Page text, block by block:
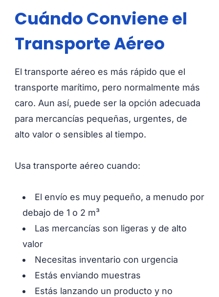
Cuándo Conviene el
Transporte Aéreo
El transporte aéreo es más rápido que el
transporte marítimo, pero normalmente más
caro. Aun así, puede ser la opción adecuada
para mercancías pequeñas, urgentes, de
alto valor o sensibles al tiempo.
Usa transporte aéreo cuando:
El envío es muy pequeño, a menudo por
debajo de 1 o 2 m³
Las mercancías son ligeras y de alto
valor
Necesitas inventario con urgencia
Estás enviando muestras
Estás lanzando un producto y no